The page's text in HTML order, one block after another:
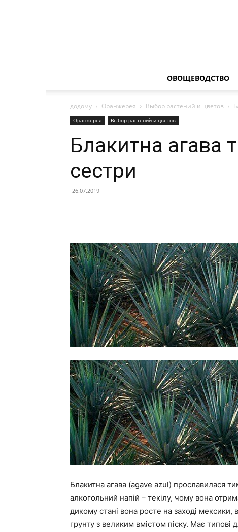
ОВОЩЕВОДСТВО
додому Оранжерея Выбор растений и цветов
Оранжерея Выбор растений и цветов
Блакитна агава
сестри
26.07.2019
Блакитна агава (agave azul) прославилася
алкогольний напій – текілу, чому вона
дикому стані вона росте на заході
грунту з великим вмістом піску. Має типові